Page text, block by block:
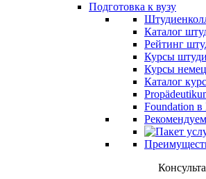
Подготовка к вузу
Каталог
Рейтинг
Курсы
Курсы
Каталог
Foundation